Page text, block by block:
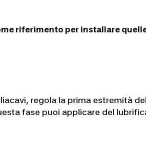
riferimento per installare
regola la prima estremità
fase puoi applicare del